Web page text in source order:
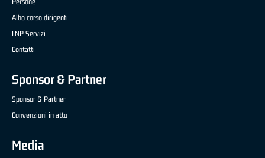
Albo corso dirigenti
LNP Servizi
Contatti
Sponsor & Partner
Sponsor & Partner
Convenzioni in atto
Media